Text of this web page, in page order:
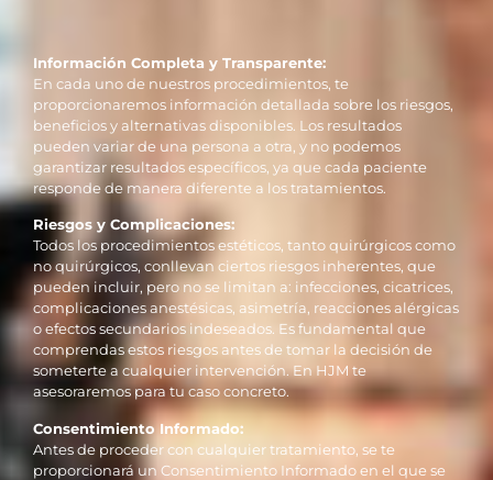
Información Completa y Transparente:
En cada uno de nuestros procedimientos, te
proporcionaremos información detallada sobre los riesgos,
beneficios y alternativas disponibles. Los resultados
pueden variar de una persona a otra, y no podemos
garantizar resultados específicos, ya que cada paciente
responde de manera diferente a los tratamientos.
Riesgos y Complicaciones:
Todos los procedimientos estéticos, tanto quirúrgicos como
no quirúrgicos, conllevan ciertos riesgos inherentes, que
pueden incluir, pero no se limitan a: infecciones, cicatrices,
complicaciones anestésicas, asimetría, reacciones alérgicas
o efectos secundarios indeseados. Es fundamental que
comprendas estos riesgos antes de tomar la decisión de
someterte a cualquier intervención. En HJM te
asesoraremos para tu caso concreto.
Consentimiento Informado:
Antes de proceder con cualquier tratamiento, se te
proporcionará un Consentimiento Informado en el que se